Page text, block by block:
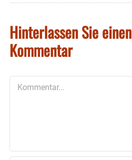
Hinterlassen Sie einen
Kommentar